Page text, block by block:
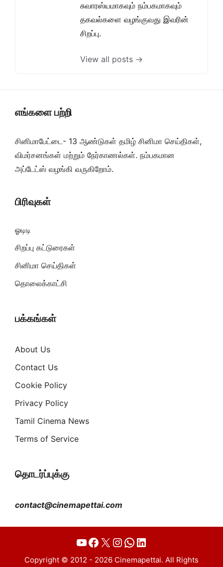
சுவாரஸ்யமாகவும் நம்பகமாகவும்
தகவல்களை வழங்குவது இவரின்
சிறப்பு.
View all posts →
எங்களை பற்றி
சினிமாபேட்டை- 13 ஆண்டுகள் தமிழ் சினிமா செய்திகள்,
விமர்சனங்கள் மற்றும் நேர்காணல்கள். நம்பகமான
அப்டேட்ஸ் வழங்கி வருகிறோம்.
பிரிவுகள்
ஓடிடி
சிறப்பு கட்டுரைகள்
சினிமா செய்திகள்
தொலைக்காட்சி
பக்கங்கள்
About Us
Contact Us
Cookie Policy
Privacy Policy
Tamil Cinema News
Terms of Service
தொடர்ப்புக்கு
contact@cinemapettai.com
YouTube
Facebook
X Instagram
WhatsApp
LinkedIn
Copyright © 2012 - 2026 Cinemapettai. All Rights